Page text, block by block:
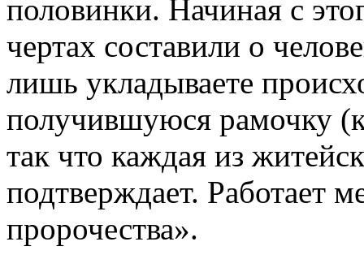
половинки. Начиная с
чертах составили о
лишь укладываете
получившуюся рамочку
так что каждая из
подтверждает. Работает
пророчества».